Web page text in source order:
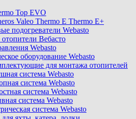
Top EVO
Valeo Thermo E Thermo E+
подогреватели Webasto
Вебасто
Webasto
оборудование Webasto
для монтажа отопителей
система Webasto
система Webasto
система Webasto
система Webasto
система Webasto